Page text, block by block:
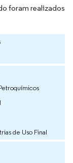
foram realizados
de Uso Final